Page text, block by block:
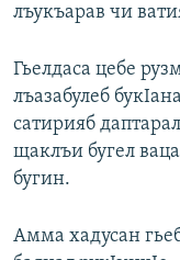
Все сайты РСЕ/
лъукъарав чи
Гьелдаса цебе
лъазабулеб
сатирияб
щаклъи бугел
бугин.
Амма хадусан